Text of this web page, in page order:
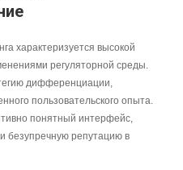
характеризуется высокой
регуляторной среды.
дифференциации,
пользовательского опыта.
понятный интерфейс,
безупречную репутацию в